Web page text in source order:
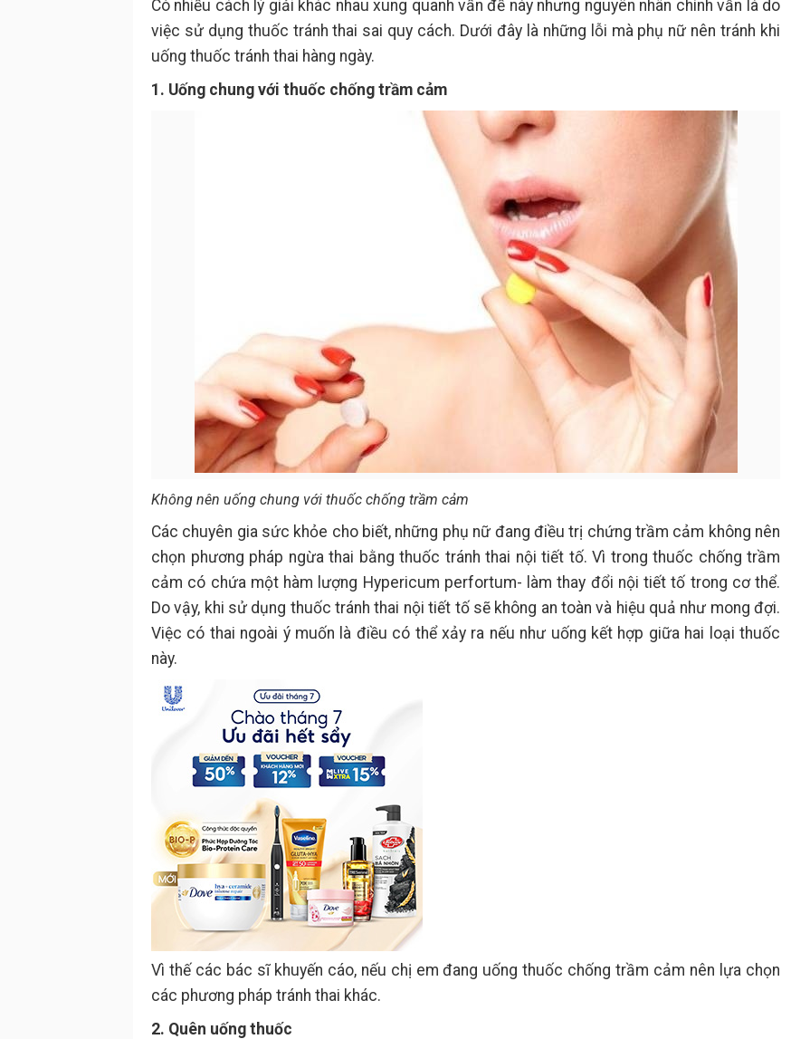
Có nhiều cách lý giải khác nhau xung quanh vấn đề này nhưng nguyên nhân chính vẫn là do
việc sử dụng thuốc tránh thai sai quy cách. Dưới đây là những lỗi mà phụ nữ nên tránh khi
uống thuốc tránh thai hàng ngày.
1. Uống chung với thuốc chống trầm cảm
Không nên uống chung với thuốc chống trầm cảm
Các chuyên gia sức khỏe cho biết, những phụ nữ đang điều trị chứng trầm cảm không nên
chọn phương pháp ngừa thai bằng thuốc tránh thai nội tiết tố. Vì trong thuốc chống trầm
cảm có chứa một hàm lượng Hypericum perfortum- làm thay đổi nội tiết tố trong cơ thể.
Do vậy, khi sử dụng thuốc tránh thai nội tiết tố sẽ không an toàn và hiệu quả như mong đợi.
Việc có thai ngoài ý muốn là điều có thể xảy ra nếu như uống kết hợp giữa hai loại thuốc
này.
Vì thế các bác sĩ khuyến cáo, nếu chị em đang uống thuốc chống trầm cảm nên lựa chọn
các phương pháp tránh thai khác.
2. Quên uống thuốc